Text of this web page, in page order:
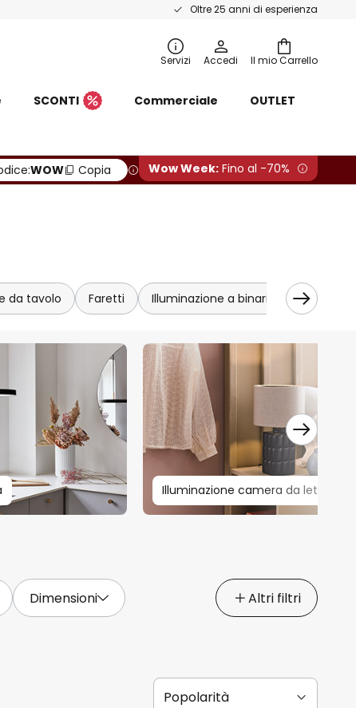
Oltre 25 anni di esperienza
Il mio Carrello
Servizi Accedi
SCONTI Commerciale OUTLET
WOW Copia Wow Week: Fino al -70%
da tavolo Faretti Illuminazione a binario Faretti
Illuminazione camera da letto
Dimensioni Altri filtri